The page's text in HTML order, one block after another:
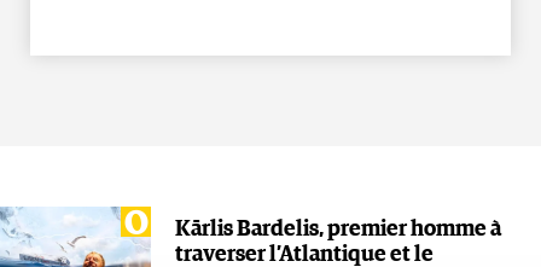
Kārlis Bardelis, premier homme à
traverser l’Atlantique et le